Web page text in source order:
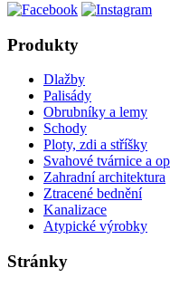
Produkty
Dlažby
Palisády
Obrubníky a lemy
Schody
Ploty, zdi a stříšky
Svahové tvárnice a
Zahradní architektura
Ztracené bednění
Kanalizace
Atypické výrobky
Stránky